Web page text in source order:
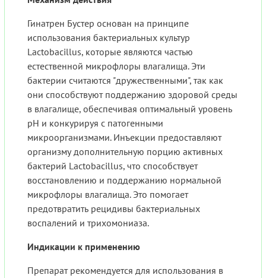
Гинатрен Бустер основан на принципе
использования бактериальных культур
Lactobacillus, которые являются частью
естественной микрофлоры влагалища. Эти
бактерии считаются "дружественными", так как
они способствуют поддержанию здоровой среды
в влагалище, обеспечивая оптимальный уровень
pH и конкурируя с патогенными
микроорганизмами. Инъекции предоставляют
организму дополнительную порцию активных
бактерий Lactobacillus, что способствует
восстановлению и поддержанию нормальной
микрофлоры влагалища. Это помогает
предотвратить рецидивы бактериальных
воспалений и трихомониаза.
Индикации к применению
Препарат рекомендуется для использования в